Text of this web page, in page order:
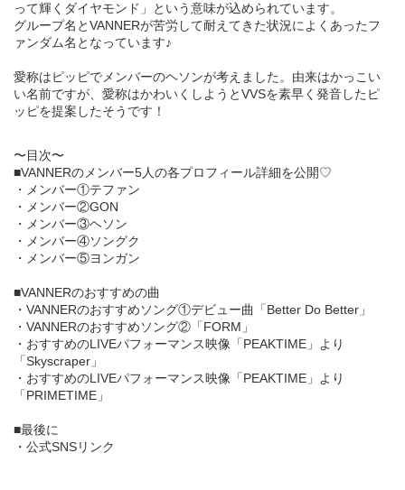
って輝くダイヤモンド」という意味が込められています。
グループ名とVANNERが苦労して耐えてきた状況によくあったフ
ァンダム名となっています♪
愛称はピッピでメンバーのヘソンが考えました。由来はかっこい
い名前ですが、愛称はかわいくしようとVVSを素早く発音したピ
ッピを提案したそうです！
〜目次〜
■VANNERのメンバー5人の各プロフィール詳細を公開♡
・メンバー①テファン
・メンバー②GON
・メンバー③ヘソン
・メンバー④ソングク
・メンバー⑤ヨンガン
■VANNERのおすすめの曲
・VANNERのおすすめソング①デビュー曲「Better Do Better」
・VANNERのおすすめソング②「FORM」
・おすすめのLIVEパフォーマンス映像「PEAKTIME」より
「Skyscraper」
・おすすめのLIVEパフォーマンス映像「PEAKTIME」より
「PRIMETIME」
■最後に
・公式SNSリンク